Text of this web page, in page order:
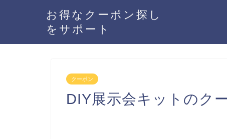
お得なクーポン探し
をサポート
クーポン
DIY展示会キットのク